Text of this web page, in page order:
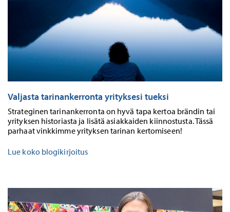
Valjasta tarinankerronta yrityksesi tueksi
Strateginen tarinankerronta on hyvä tapa kertoa brändin tai
yrityksen historiasta ja lisätä asiakkaiden kiinnostusta. Tässä
parhaat vinkkimme yrityksen tarinan kertomiseen!
Lue koko blogikirjoitus